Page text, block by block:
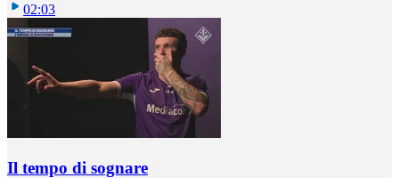
02:03
Il tempo di sognare